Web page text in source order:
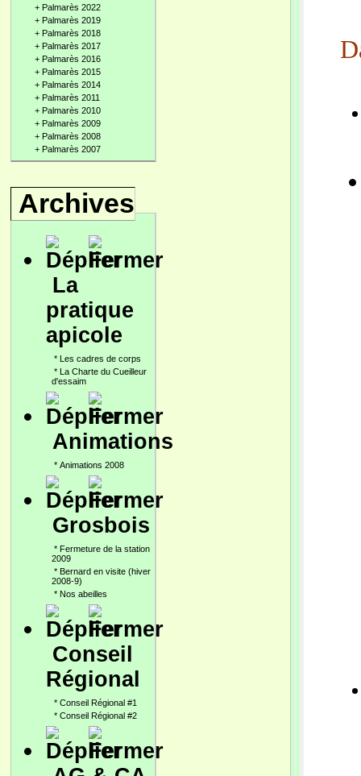
+ Palmarès 2022
+ Palmarès 2019
+ Palmarès 2018
+ Palmarès 2017
+ Palmarès 2016
+ Palmarès 2015
+ Palmarès 2014
+ Palmarès 2011
+ Palmarès 2010
+ Palmarès 2009
+ Palmarès 2008
+ Palmarès 2007
Archives
La
pratique
apicole
* Les cadres de corps
* La Charte du Cueilleur
d'essaim
Animations
* Animations 2008
Grosbois
* Fermeture de la station
2009
* Bernard en visite (hiver
2008-9)
* Nos abeilles
Conseil
Régional
* Conseil Régional #1
* Conseil Régional #2